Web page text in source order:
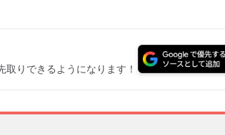
取りできるようになります！